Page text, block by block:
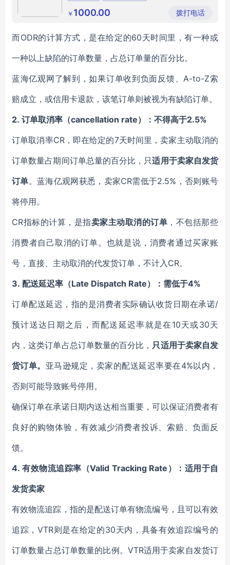
智能称重工具管理柜
智能称重借还管理
有限公司
￥ 1000.00 拨打电话
而ODR的计算方式，是在给定的60天时间里，有一种或
一种以上缺陷的订单数量，占总订单量的百分比。
蓝海亿观网了解到，如果订单收到负面反馈、A-to-Z索
赔成立，或信用卡退款，该笔订单则被视为有缺陷订单。
2. 订单取消率（cancellation rate）：不得高于2.5%
订单取消率CR，即在给定的7天时间里，卖家主动取消的
订单数量占期间订单总量的百分比，只适用于卖家自发货
订单。蓝海亿观网获悉，卖家CR需低于2.5%，否则账号
将停用。
CR指标的计算，是指卖家主动取消的订单 ，不包括那些
消费者自己取消的订单。也就是说，消费者通过买家账
号，直接、主动取消的代发货订单，不计入CR。
3. 配送延迟率（Late Dispatch Rate）：需低于4%
订单配送延迟，指的是消费者实际确认收货日期在承诺/
预计送达日期之后，而配送延迟率就是在10天或30天
内，这类订单占总订单数量的百分比， 只适用于卖家自发
货订单。 亚马逊规定，卖家的配送延迟率要在4%以内，
否则可能导致账号停用。
确保订单在承诺日期内送达相当重要，可以保证消费者有
良好的购物体验，有效减少消费者投诉、索赔、负面反
馈。
4.有效物流追踪率（Valid Tracking Rate）：适用于自
发货卖家
有效物流追踪，指的是配送订单有物流编号，且可以有效
追踪，VTR则是在给定的30天内，具备有效追踪编号的
订单数量占总订单数量的比例。VTR适用于卖家自发货订